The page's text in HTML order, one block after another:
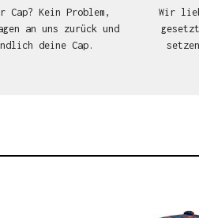
Kein Problem,
an uns zurück und
deine Cap.
Wir